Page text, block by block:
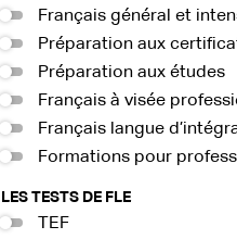
Français général et
Préparation aux
Préparation aux études
Français à visée
Français langue
Formations pour
LES TESTS DE FLE
TEF